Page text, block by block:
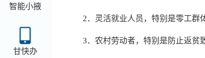
智能小掖
甘快办
2．灵活就业人员，特别是零工群
3．农村劳动者，特别是防止返贫